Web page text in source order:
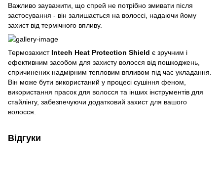
Важливо зауважити, що спрей не потрібно змивати після
застосування - він залишається на волоссі, надаючи йому
захист від термічного впливу.
Термозахист Intech Heat Protection Shield є зручним і
ефективним засобом для захисту волосся від пошкоджень,
спричинених надмірним тепловим впливом під час укладання.
Він може бути використаний у процесі сушіння феном,
використання прасок для волосся та інших інструментів для
стайлінгу, забезпечуючи додатковий захист для вашого
волосся.
Відгуки